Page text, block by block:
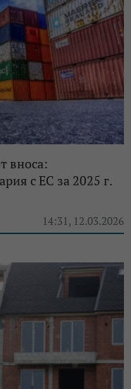
вноса:
с ЕС за 2025 г.
14:31, 12.03.2026